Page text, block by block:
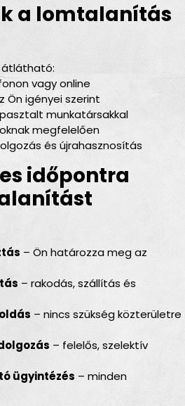
a lomtalanítás
átlátható:
vagy online
igényei szerint
munkatársakkal
megfelelően
és újrahasznosítás
időpontra
– Ön határozza meg az
– rakodás, szállítás és
– nincs szükség közterületre
– felelős, szelektív
ügyintézés – minden